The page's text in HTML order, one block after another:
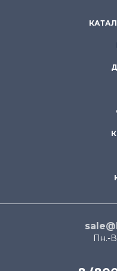
Пн.-